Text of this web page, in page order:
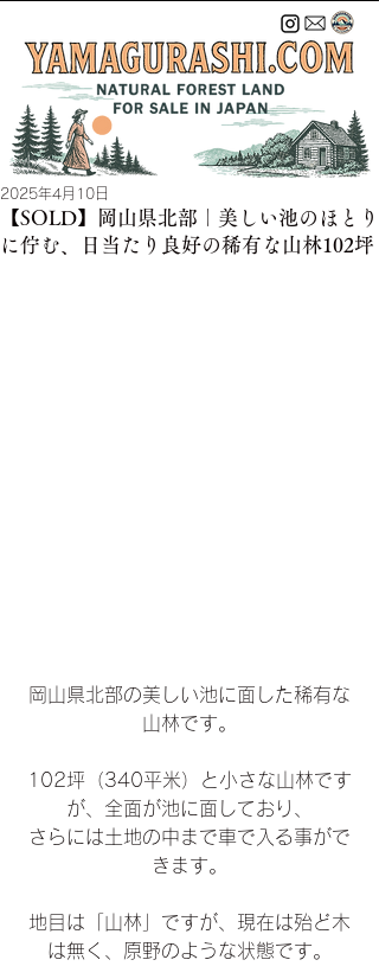
【SOLD】岡山県北部｜美しい池のほとり
に佇む、日当たり良好の稀有な山林102坪
2025年4月10日
岡山県北部の美しい池に面した稀有な
山林です。
102坪（340平米）と小さな山林です
が、全面が池に面しており、
さらには土地の中まで車で入る事がで
きます。
地目は「山林」ですが、現在は殆ど木
は無く、原野のような状態です。